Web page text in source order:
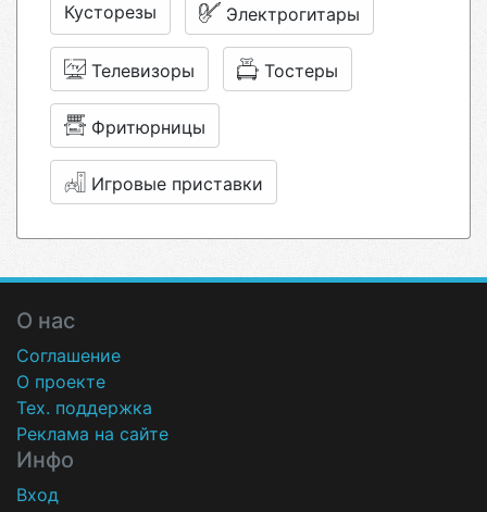
Кусторезы Электрогитары
Телевизоры Тостеры
Фритюрницы
Игровые приставки
О нас
Соглашение
О проекте
Тех. поддержка
Реклама на сайте
Инфо
Вход